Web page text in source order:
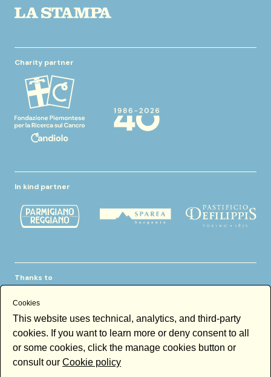
Charity partner
In kind partner
Thanks to
Newsletter
Cookies
This website uses technical, analytics, and third-party
cookies. If you want to learn more or deny consent to all
or some cookies, click the manage cookies button or
consult our Cookie policy